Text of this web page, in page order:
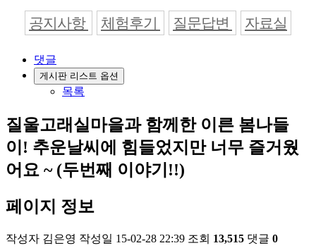
공지사항 체험후기 질문답변 자료실
댓글
게시판 리스트 옵션
목록
질울고래실마을과 함께한 이른 봄나들
이! 추운날씨에 힘들었지만 너무 즐거웠
어요 ~ (두번째 이야기!!)
페이지 정보
작성자 김은영 작성일 15-02-28 22:39 조회 13,515 댓글 0